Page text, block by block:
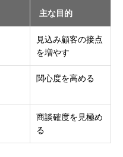
主な目的
見込み顧客の接点
を増やす
関心度を高める
商談確度を見極め
る